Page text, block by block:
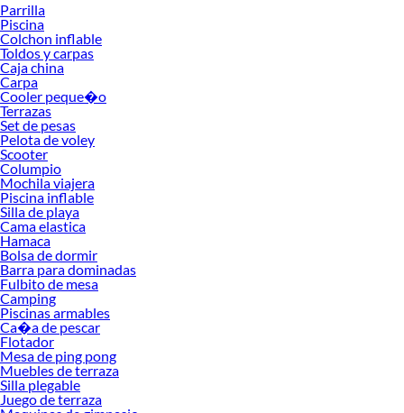
combustible, el tamaño del equipo y la facilidad de transporte. Algunos modelos
están pensados para mochileros que buscan ligereza, mientras que otros
ofrecen mayor capacidad para grupos o familias. También hay opciones que
incluyen superficies de apoyo o sistemas de encendido rápido, lo que facilita su
uso en condiciones cambiantes. Esta variedad permite comparar y seleccionar el
modelo que mejor se ajusta a tu estilo de viaje y necesidades culinarias.
Explora nuestras colecciones disponibles y descubre cuál se adapta mejor a ti.
Conoce más sobre sus beneficios y encuentra la cocina camping que te
acompañe en cada aventura con eficiencia, seguridad y comodidad. Elegir el
equipo adecuado te permitirá disfrutar de tus comidas al aire libre sin
complicaciones, haciendo que cada salida sea aún más memorable.
Complementa tu compra con estos productos:
Accesorios Outdoor
Bastones
Binoculares
Hamaca
Herramientas Outdoor
Mosquiteros
Otros Accesorios Outdoor
Parrilla
Piscina
Colchon inflable
Toldos y carpas
Caja china
Carpa
Cooler peque�o
Terrazas
Set de pesas
Pelota de voley
Scooter
Columpio
Mochila viajera
Piscina inflable
Silla de playa
Cama elastica
Hamaca
Bolsa de dormir
Barra para dominadas
Fulbito de mesa
Camping
Piscinas armables
Ca�a de pescar
Flotador
Mesa de ping pong
Muebles de terraza
Silla plegable
Juego de terraza